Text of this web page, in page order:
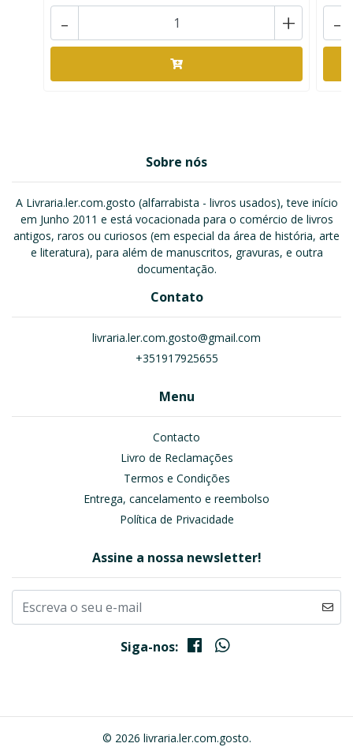
+
- -
Sobre nós
A Livraria.ler.com.gosto (alfarrabista - livros usados), teve início
em Junho 2011 e está vocacionada para o comércio de livros
antigos, raros ou curiosos (em especial da área de história, arte
e literatura), para além de manuscritos, gravuras, e outra
documentação.
Contato
livraria.ler.com.gosto@gmail.com
+351917925655
Menu
Contacto
Livro de Reclamações
Termos e Condições
Entrega, cancelamento e reembolso
Política de Privacidade
Assine a nossa newsletter!
Siga-nos:
© 2026 livraria.ler.com.gosto.